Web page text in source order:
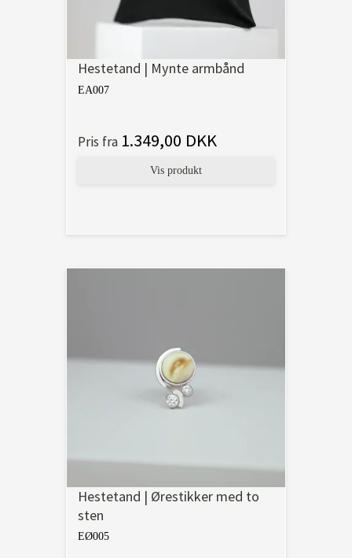
Hestetand | Mynte armbånd
EA007
Pris fra 1.349,00 DKK
Vis produkt
Hestetand | Ørestikker med to
sten
EØ005